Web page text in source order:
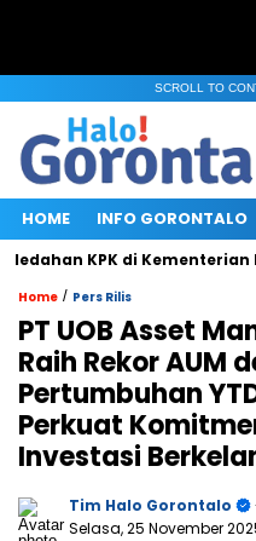
SCROLL TO
HOME INFO GORONTALO
KPK di Kementerian
Home / Pers Rilis
PT UOB Asset
Raih Rekor AUM
Pertumbuhan
Perkuat
Investasi
Tim Halo Gorontalo
Selasa, 25 November